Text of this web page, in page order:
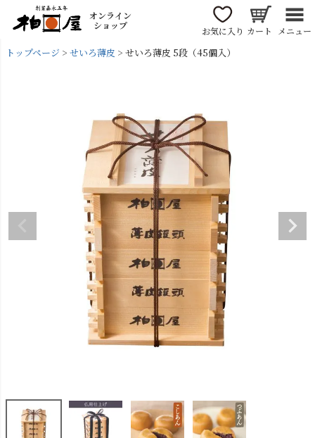
オンライン
ショップ
お気に入り カート メニュー
トップページ せいろ薄皮 せいろ薄皮 5段（45個入）